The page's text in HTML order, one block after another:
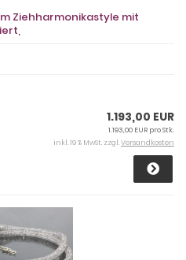
Ziehharmonikastyle mit
1.193,00 EUR
1.193,00 EUR pro Stk.
inkl. 19 % MwSt. zzgl.Versandkosten